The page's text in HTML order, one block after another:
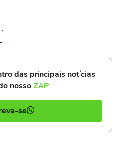
das principais notícias
nossoZAP
se